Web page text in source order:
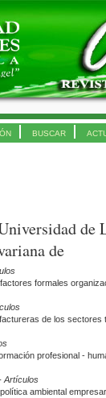
BUSCAR
de
formales
de los sectores
profesional -
Artículos
ambiental